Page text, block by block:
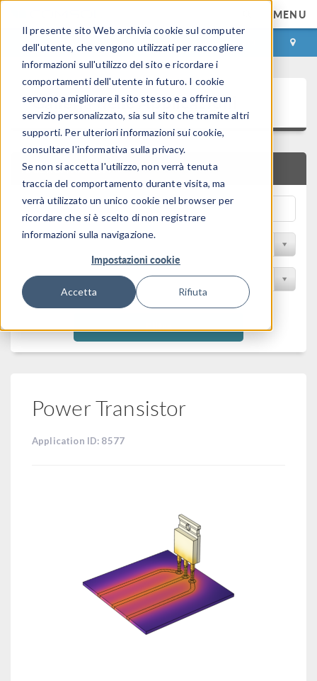
Il presente sito Web archivia cookie sul computer
dell'utente, che vengono utilizzati per raccogliere
informazioni sull'utilizzo del sito e ricordare i
comportamenti dell'utente in futuro. I cookie
servono a migliorare il sito stesso e a offrire un
servizio personalizzato, sia sul sito che tramite altri
supporti. Per ulteriori informazioni sui cookie,
consultare l'informativa sulla privacy.
Se non si accetta l'utilizzo, non verrà tenuta
traccia del comportamento durante visita, ma
verrà utilizzato un unico cookie nel browser per
ricordare che si è scelto di non registrare
informazioni sulla navigazione.
Impostazioni cookie
Accetta Rifiuta
MENU
ACCEDI CONTACT
Galleria delle Applicazioni
RICERCA RAPIDA
Filtra per Prodotto
Filtra
Power Transistor
Application ID: 8577